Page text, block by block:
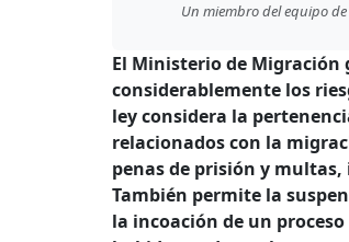
Un miembro del equipo
El Ministerio de
considerablemente los
ley considera la
relacionados con la
penas de prisión y
También permite la
la incoación de un